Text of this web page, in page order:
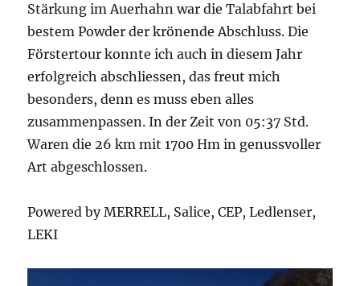
Stärkung im Auerhahn war die Talabfahrt bei
bestem Powder der krönende Abschluss. Die
Förstertour konnte ich auch in diesem Jahr
erfolgreich abschliessen, das freut mich
besonders, denn es muss eben alles
zusammenpassen. In der Zeit von 05:37 Std.
Waren die 26 km mit 1700 Hm in genussvoller
Art abgeschlossen.
Powered by MERRELL, Salice, CEP, Ledlenser,
LEKI